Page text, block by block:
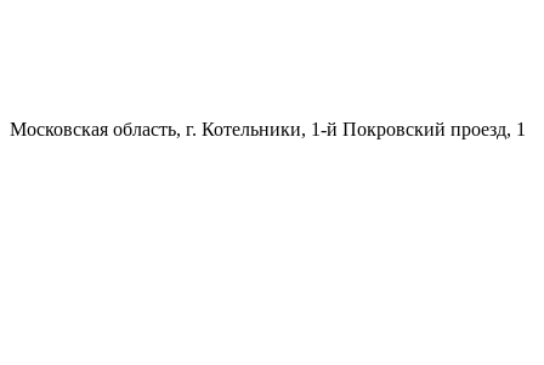
Московская область, г. Котельники, 1-й Покровский проезд, 1